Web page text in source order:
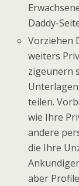
Daddy-
Vorziehen
weiters
zigeunern
teilen.
wie Ihre
andere
die Ihre
aber